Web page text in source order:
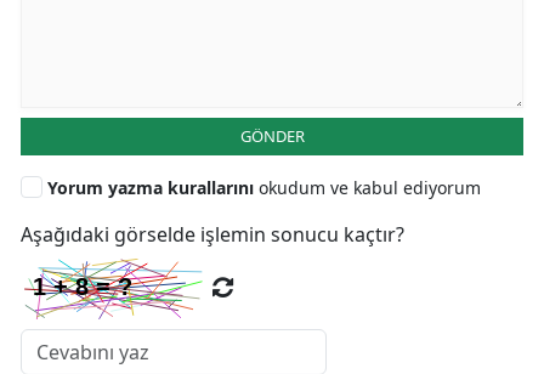
GÖNDER
Yorum yazma kurallarını okudum ve kabul ediyorum
Aşağıdaki görselde işlemin sonucu kaçtır?